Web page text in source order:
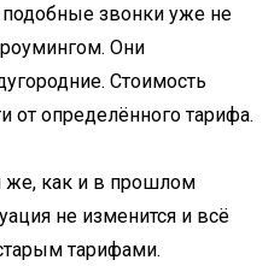
звонки уже не
Они
Стоимость
от определённого тарифа.
же, как и в прошлом
не изменится и всё
тарифами.